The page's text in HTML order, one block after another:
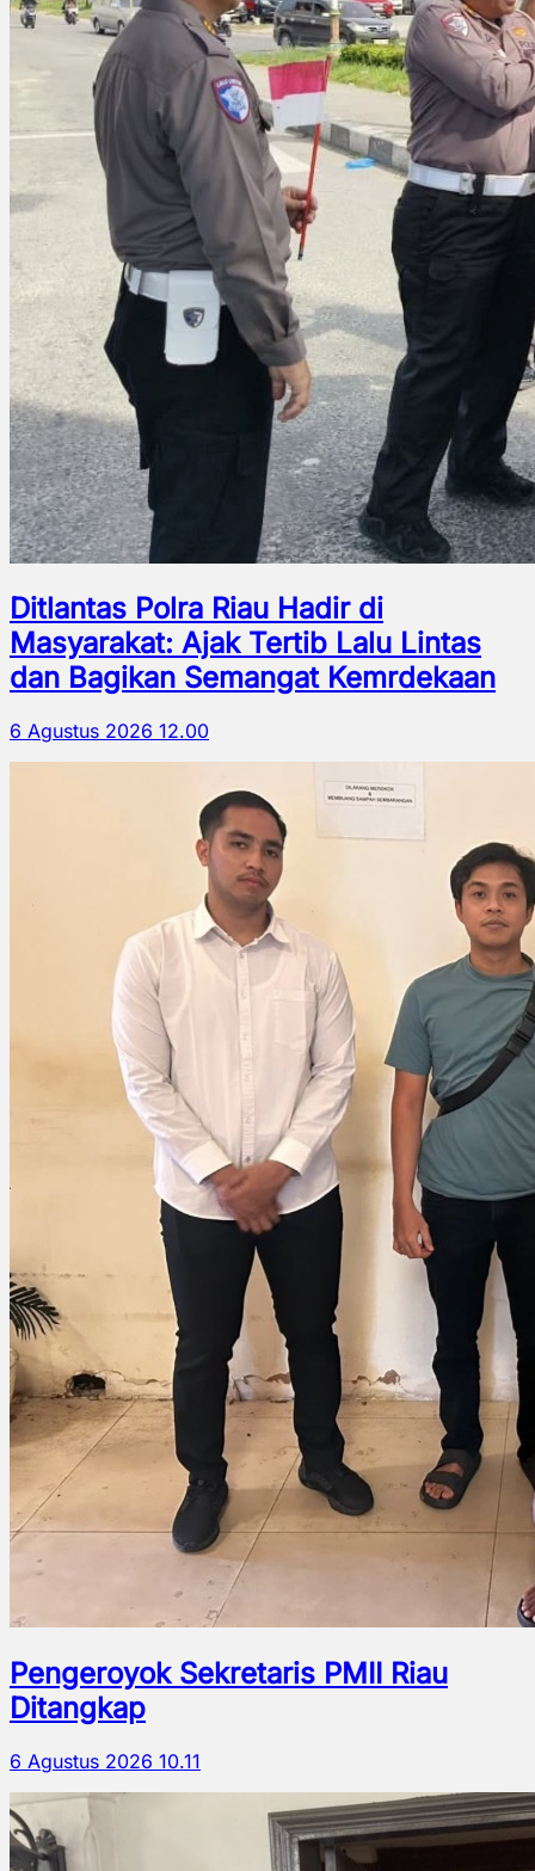
Ditlantas Polra Riau Hadir di
Masyarakat: Ajak Tertib Lalu Lintas
dan Bagikan Semangat Kemrdekaan
6 Agustus 2026 12.00
Pengeroyok Sekretaris PMII Riau
Ditangkap
6 Agustus 2026 10.11